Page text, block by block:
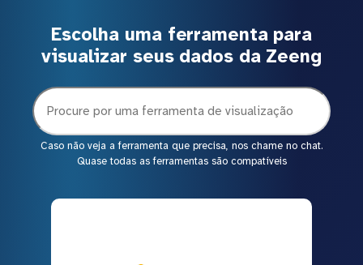
Escolha uma ferramenta para
visualizar seus dados da Zeeng
Caso não veja a ferramenta que precisa, nos chame no chat.
Quase todas as ferramentas são compatíveis